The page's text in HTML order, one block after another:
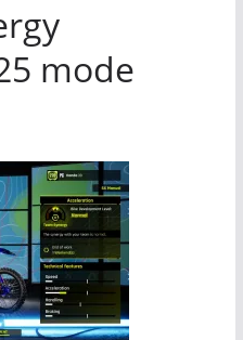
mode